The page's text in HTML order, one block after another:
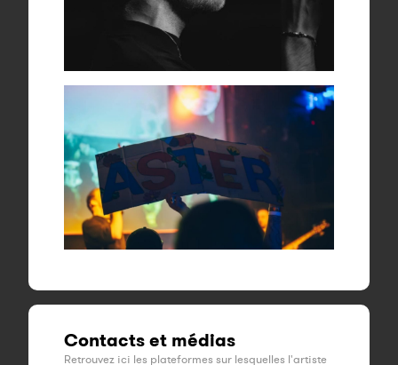
Contacts et médias
Retrouvez ici les plateformes sur lesquelles l'artiste